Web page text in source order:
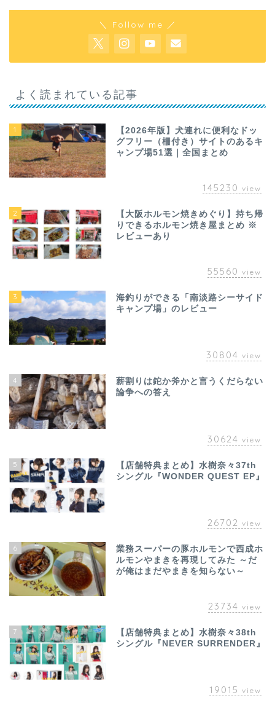
＼ Follow me ／
よく読まれている記事
1
【2026年版】犬連れに便利なドッ
グフリー（柵付き）サイトのあるキ
ャンプ場51選｜全国まとめ
145230 view
2
【大阪ホルモン焼きめぐり】持ち帰
りできるホルモン焼き屋まとめ ※
レビューあり
55560 view
3
海釣りができる「南淡路シーサイド
キャンプ場」のレビュー
30804 view
4
薪割りは鉈か斧かと言うくだらない
論争への答え
30624 view
5
【店舗特典まとめ】水樹奈々37th
シングル『WONDER QUEST EP』
26702 view
6
業務スーパーの豚ホルモンで西成ホ
ルモンやまきを再現してみた ～だ
が俺はまだやまきを知らない～
23734 view
7
【店舗特典まとめ】水樹奈々38th
シングル『NEVER SURRENDER』
19015 view